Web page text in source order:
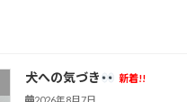
犬への気づき
新着!!
2026年8月7日